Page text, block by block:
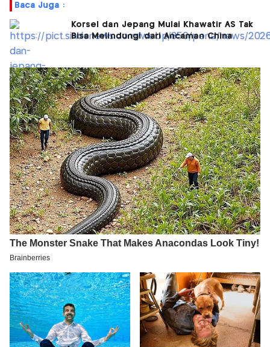
Baca Juga :
Korsel dan Jepang Mulai Khawatir AS Tak
Bisa Melindungi dari Ancaman China